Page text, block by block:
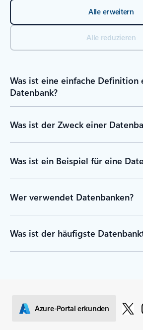
Alle erweitern
Alle reduzieren
Was ist eine einfache Definition
Datenbank?
Was ist der Zweck einer
Was ist ein Beispiel für eine
Wer verwendet Datenbanken?
Was ist der häufigste
Azure-Portal erkunden